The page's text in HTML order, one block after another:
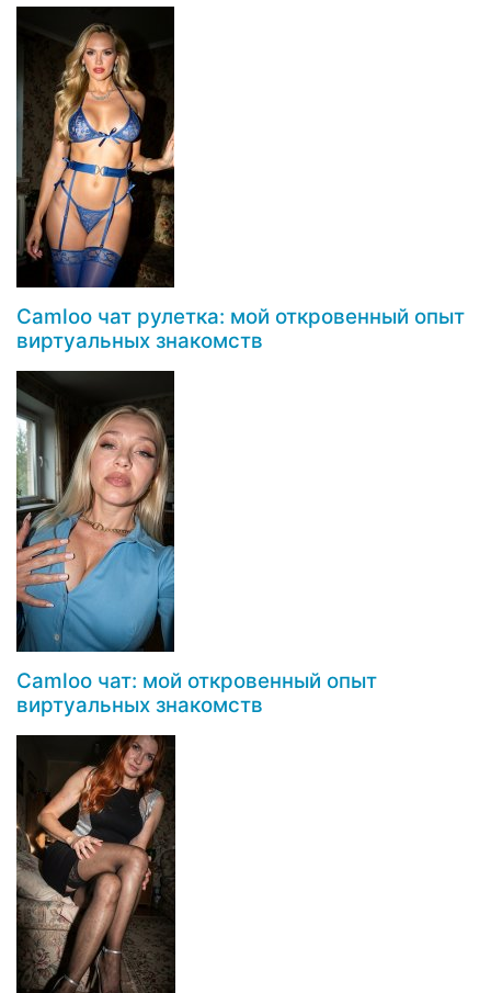
Camloo чат рулетка: мой откровенный опыт
виртуальных знакомств
Camloo чат: мой откровенный опыт
виртуальных знакомств